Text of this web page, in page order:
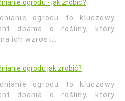
ogrodu - jak zrobić?
ogrodu to kluczowy
dbania o rośliny, który
ich wzrost…
ogrodu jak zrobić?
ogrodu to kluczowy
dbania o rośliny, który